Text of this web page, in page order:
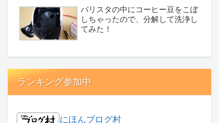
バリスタの中にコーヒー豆をこぼ
しちゃったので、分解して洗浄し
てみた！
ランキング参加中
にほんブログ村